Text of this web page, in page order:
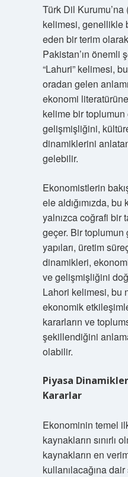
Türk Dil Kurumu’na
kelimesi, genellikle
eden bir terim
Pakistan’ın önemli
“Lahuri” kelimesi,
oradan gelen
ekonomi literatürüne
kelime bir
gelişmişliğini,
dinamiklerini
gelebilir.
Ekonomistlerin
ele aldığımızda,
yalnızca coğrafi bir
geçer. Bir
yapıları, üretim
dinamikleri,
ve gelişmişliğini
Lahori kelimesi, bu
ekonomik
kararların ve
şekillendiğini
olabilir.
Piyasa
Kararlar
Ekonominin temel
kaynakların sınırlı
kaynakların en
kullanılacağına